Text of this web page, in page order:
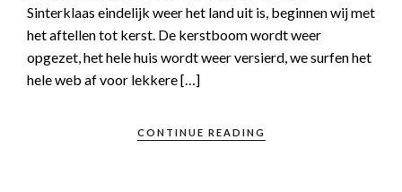
Sinterklaas eindelijk weer het land uit is, beginnen wij met
het aftellen tot kerst. De kerstboom wordt weer
opgezet, het hele huis wordt weer versierd, we surfen het
hele web af voor lekkere […]
CONTINUE READING